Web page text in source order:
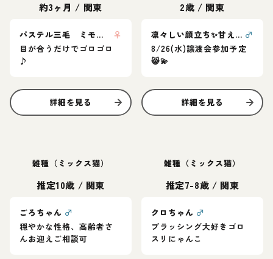
約3ヶ月 / 関東
パステル三毛 ミモザちゃん
♀
目が合うだけでゴロゴロ
♪
詳細を見る
2歳 / 関東
凛々しい顔立ち✨甘えん坊プリンス清美くん ♂
8/26(水)譲渡会参加予定
😸💫
詳細を見る
雑種（ミックス猫）
推定10歳 / 関東
ごろちゃん ♂
穏やかな性格、高齢者さ
んお迎えご相談可
雑種（ミックス猫）
推定7-8歳 / 関東
クロちゃん ♂
ブラッシング大好きゴロ
スリにゃんこ